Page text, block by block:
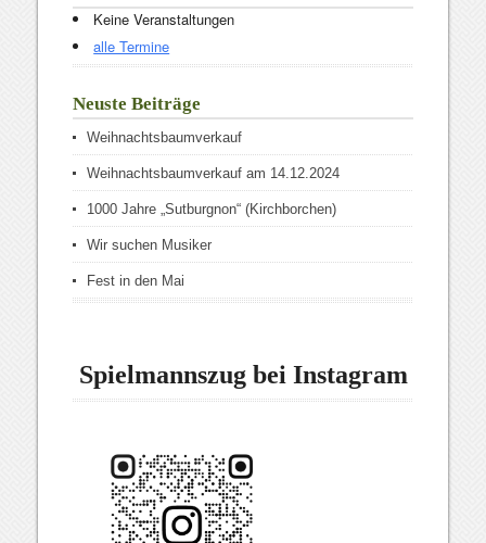
Keine Veranstaltungen
alle Termine
Neuste Beiträge
Weihnachtsbaumverkauf
Weihnachtsbaumverkauf am 14.12.2024
1000 Jahre „Sutburgnon“ (Kirchborchen)
Wir suchen Musiker
Fest in den Mai
Spielmannszug bei Instagram